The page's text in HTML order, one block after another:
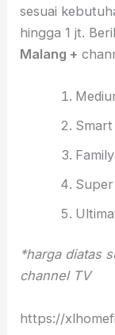
sesuai
hingga 1 jt.
Malang +
*harga diatas
channel TV
https://